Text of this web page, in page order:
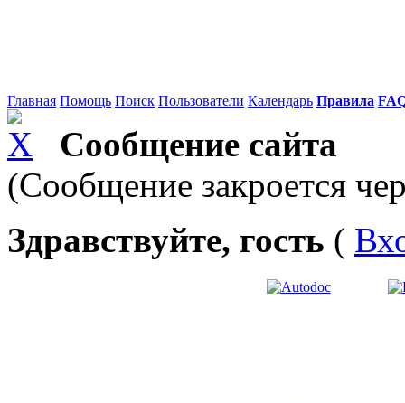
Главная Помощь Поиск Пользователи Календарь Правила
Сообщение сайта
(Сообщение закроется
Здравствуйте, гость (